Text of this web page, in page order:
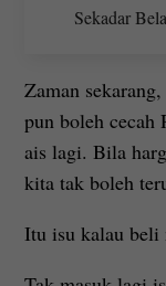
Sekadar
Zaman
pun boleh
ais lagi. Bila
kita tak boleh
Itu isu kalau beli